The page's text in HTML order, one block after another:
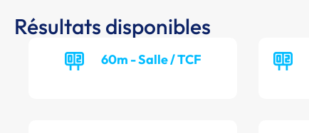
Résultats disponibles
60m - Salle / TCF